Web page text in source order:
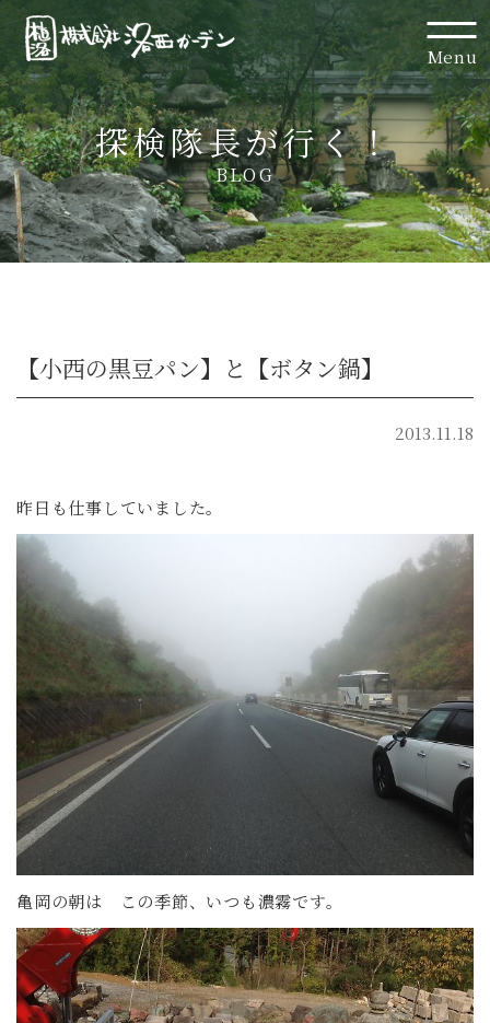
Menu
探検隊長が行く！
BLOG
【小西の黒豆パン】と【ボタン鍋】
2013.11.18
昨日も仕事していました。
亀岡の朝は この季節、いつも濃霧です。